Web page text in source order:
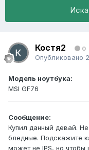
Костя2 0
Опубликовано
Модель ноутбука:
MSI GF76
Сообщение:
Купил данный девай.
бледные. Подскажите
может не IPS, но чтобы